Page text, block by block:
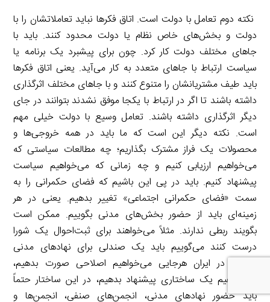
نکته دوم تعامل با دولت است. اتاق فکرها نباید تعاملاتشان را با
دولت و بخش‌های خاص نظام یا دولت محدود کنند. باید با
جاهای مختلف دولت کار کرد. چون برای پیشبرد یک برنامه یا
سیاست ارتباط با جاهای متعدد به کار می‌آید. یعنی اتاق فکرها
باید طیف مشتریانشان را متنوع کنند و با جاهای مختلف اثرگذاری
داشته باشند تا اگر در ارتباط با یکجا موفق نشدند بتوانند در جای
دیگر اثرگذاری داشته باشند. تعامل وسیع با دولت خیلی مهم
است. نکته دیگر این است که ما باید در همه خروجی‌ها و
محصولات یک فراز مشترک بگذاریم؛ چه مطالعات سیاستی که
می‌خواهیم ارزیابی کنیم و چه زمانی که می‌خواهیم سیاست
پیشنهاد کنیم. باید در پی این باشیم که فضای حکمرانی را به
سمت «فضای حکمرانی اجتماعی» تغییر بدهیم. یعنی در هر
زمینه‌ای باید از حضور بخش‌های مدنی بگوییم. ممکن است
بگویند ربطی ندارند. مثلاً می‌خواهند برای ثبت‌احوال یک شورا
درست کنند می‌گوییم باید یک صندلی برای نهادهای مدنی
بدهید. در ایران هرجایی می‌خواهیم اصلاحی صورت بدهیم،
می‌خواهیم یک ساختاری پیشنهاد بدهیم، در این ساختار حتماً
باید حضور نهادهای مدنی، انجمن‌های صنفی، انجمن‌ها و